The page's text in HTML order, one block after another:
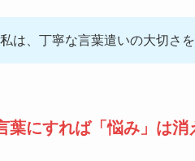
は、丁寧な言葉遣いの大切さ
にすれば「悩み」は消